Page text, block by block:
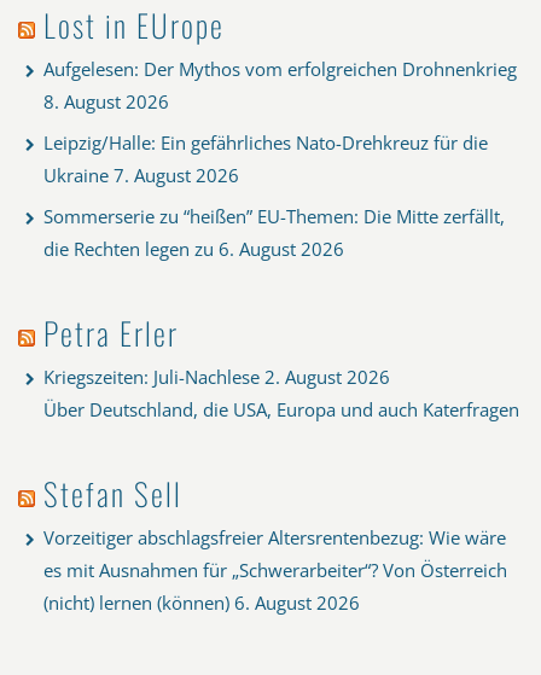
Lost in EUrope
Aufgelesen: Der Mythos vom erfolgreichen Drohnenkrieg
8. August 2026
Leipzig/Halle: Ein gefährliches Nato-Drehkreuz für die
Ukraine 7. August 2026
Sommerserie zu “heißen” EU-Themen: Die Mitte zerfällt,
die Rechten legen zu 6. August 2026
Petra Erler
Kriegszeiten: Juli-Nachlese 2. August 2026
Über Deutschland, die USA, Europa und auch Katerfragen
Stefan Sell
Vorzeitiger abschlagsfreier Altersrentenbezug: Wie wäre
es mit Ausnahmen für „Schwerarbeiter“? Von Österreich
(nicht) lernen (können) 6. August 2026